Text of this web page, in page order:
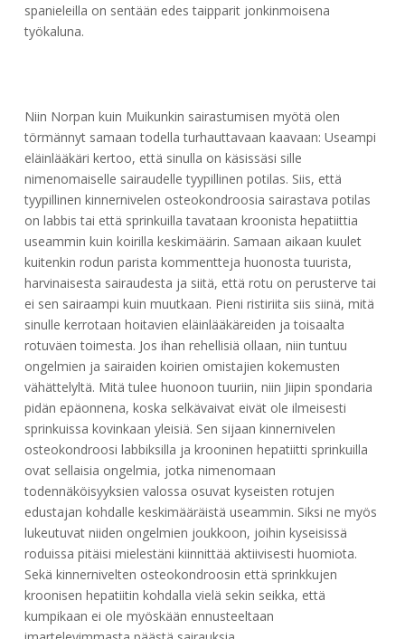
spanieleilla on sentään edes taipparit jonkinmoisena
työkaluna.
Niin Norpan kuin Muikunkin sairastumisen myötä olen
törmännyt samaan todella turhauttavaan kaavaan: Useampi
eläinlääkäri kertoo, että sinulla on käsissäsi sille
nimenomaiselle sairaudelle tyypillinen potilas. Siis, että
tyypillinen kinnernivelen osteokondroosia sairastava potilas
on labbis tai että sprinkuilla tavataan kroonista hepatiittia
useammin kuin koirilla keskimäärin. Samaan aikaan kuulet
kuitenkin rodun parista kommentteja huonosta tuurista,
harvinaisesta sairaudesta ja siitä, että rotu on perusterve tai
ei sen sairaampi kuin muutkaan. Pieni ristiriita siis siinä, mitä
sinulle kerrotaan hoitavien eläinlääkäreiden ja toisaalta
rotuväen toimesta. Jos ihan rehellisiä ollaan, niin tuntuu
ongelmien ja sairaiden koirien omistajien kokemusten
vähättelyltä. Mitä tulee huonoon tuuriin, niin Jiipin spondaria
pidän epäonnena, koska selkävaivat eivät ole ilmeisesti
sprinkuissa kovinkaan yleisiä. Sen sijaan kinnernivelen
osteokondroosi labbiksilla ja krooninen hepatiitti sprinkuilla
ovat sellaisia ongelmia, jotka nimenomaan
todennäköisyyksien valossa osuvat kyseisten rotujen
edustajan kohdalle keskimääräistä useammin. Siksi ne myös
lukeutuvat niiden ongelmien joukkoon, joihin kyseisissä
roduissa pitäisi mielestäni kiinnittää aktiivisesti huomiota.
Sekä kinnernivelten osteokondroosin että sprinkkujen
kroonisen hepatiitin kohdalla vielä sekin seikka, että
kumpikaan ei ole myöskään ennusteeltaan